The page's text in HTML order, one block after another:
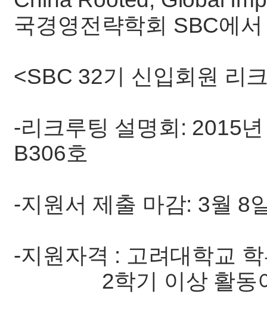
국경영전략학회 SBC에
<SBC 32기 신입회원 리
-리크루팅 설명회: 2015
B306호
-지원서 제출 마감: 3월 8
-지원자격 : 고려대학교
2학기 이상 활동이